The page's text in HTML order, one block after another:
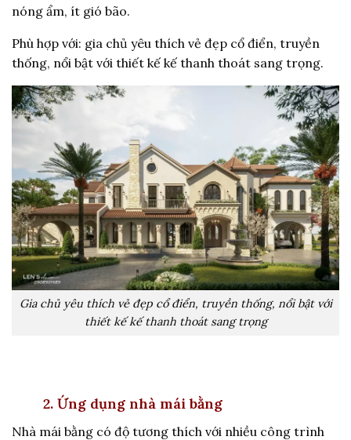
nóng ẩm, ít gió bão.
Phù hợp với: gia chủ yêu thích vẻ đẹp cổ điển, truyền
thống, nổi bật với thiết kế kế thanh thoát sang trọng.
Gia chủ yêu thích vẻ đẹp cổ điển, truyền thống, nổi bật với
thiết kế kế thanh thoát sang trọng
2. Ứng dụng nhà mái bằng
Nhà mái bằng có độ tương thích với nhiều công trình